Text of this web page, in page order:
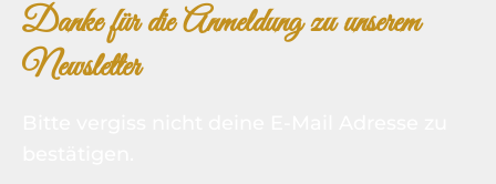
Danke für die Anmeldung zu unserem
Newsletter